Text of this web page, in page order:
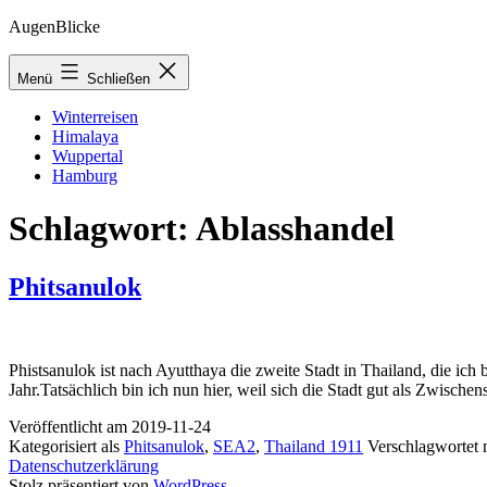
Zum
springen
AugenBlicke
Menü Schließen
Winterreisen
Himalaya
Wuppertal
Hamburg
Schlagwort: Ablasshandel
Phitsanulok
Phistsanulok ist nach Ayutthaya die zweite Stadt in Thailand, die
Jahr.Tatsächlich bin ich nun hier, weil sich die Stadt gut als
Veröffentlicht am 2019-11-24
Kategorisiert als Phitsanulok, SEA2, Thailand 1911 Verschlagwortet
Datenschutzerklärung